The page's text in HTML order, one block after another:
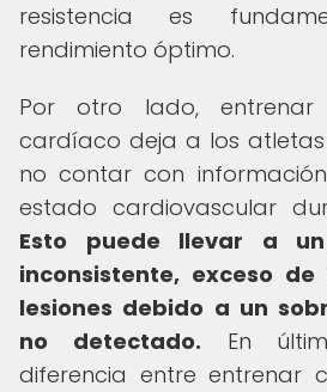
resistencia es
rendimiento óptimo.
Por otro lado,
cardíaco deja a los
no contar con
estado cardiovascular
Esto puede llevar a
inconsistente, exceso
lesiones debido a un
no detectado. En
diferencia entre entrenar